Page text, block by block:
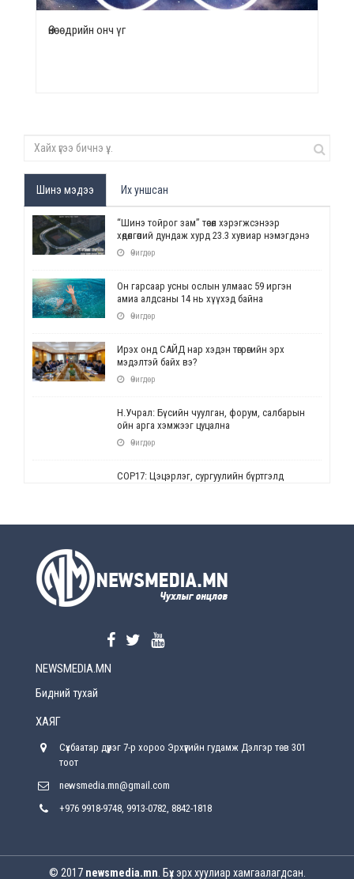
Өнөөдрийн онч үг
Шинэ мэдээ Их уншсан
“Шинэ тойрог зам” төсөл хэрэгжсэнээр
хөдөлгөөний дундаж хурд 23.3 хувиар нэмэгдэнэ
Өчигдөр
Он гарсаар усны ослын улмаас 59 иргэн
амиа алдсаны 14 нь хүүхэд байна
Өчигдөр
Ирэх онд САЙД нар хэдэн төгрөгийн эрх
мэдэлтэй байх вэ?
Өчигдөр
Н.Учрал: Бүсийн чуулган, форум, салбарын
ойн арга хэмжээг цуцална
Өчигдөр
СОР17: Цэцэрлэг, сургуулийн бүртгэлд
Өчигдөр
Өчигдөр
хүрсэн өгөөжөөрөө ажлаа үнэлж, хэрэгжилтээ
Улсын онцгой комисс өвөлжилтийн бэлтгэл,
Баян-Өлгийн дараагийн засаг “ноён”-ы
NEWSMEDIA.MN
Бидний тухай
ХАЯГ
Сүхбаатар дүүрэг 7-р хороо Эрхүүгийн гудамж Дэлгэр төв 301
тоот
newsmedia.mn@gmail.com
+976 9918-9748, 9913-0782, 8842-1818
© 2017 newsmedia.mn . Бүх эрх хуулиар хамгаалагдсан.